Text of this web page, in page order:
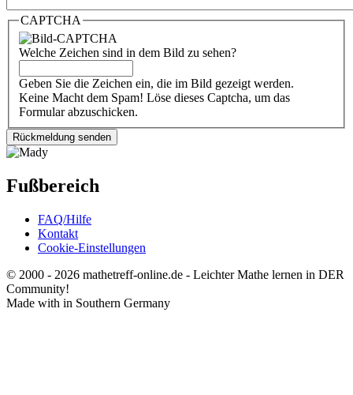
CAPTCHA
Welche Zeichen sind in dem Bild zu sehen?
Geben Sie die Zeichen ein, die im Bild gezeigt werden.
Keine Macht dem Spam! Löse dieses Captcha, um das
Formular abzuschicken.
Fußbereich
FAQ/Hilfe
Kontakt
Cookie-Einstellungen
© 2000 - 2026 mathetreff-online.de - Leichter Mathe lernen in DER
Community!
Made with in Southern Germany